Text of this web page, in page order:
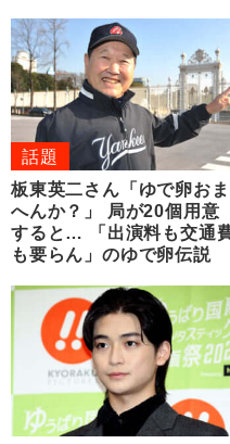
話題
板東英二さん「ゆで卵おま
へんか？」 局が20個用意
すると… 「出演料も交通
も要らん」のゆで卵伝説